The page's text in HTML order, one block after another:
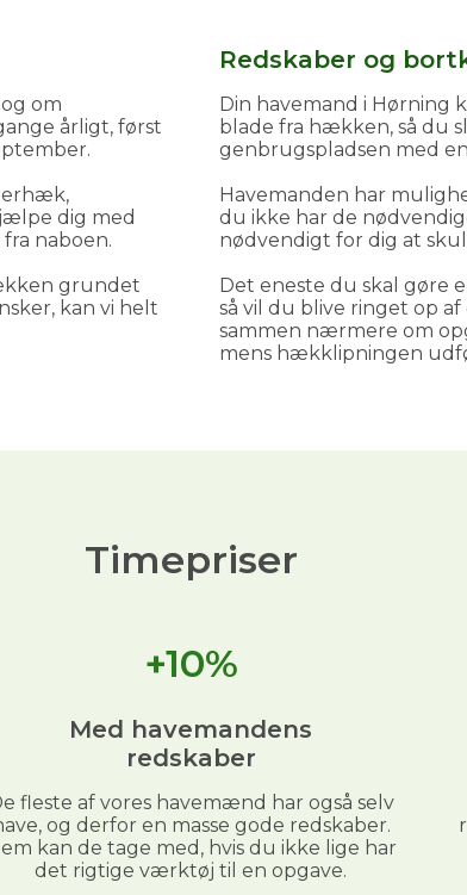
om
årligt, først
dig med
naboen.
grundet
kan vi helt
Redskaber og
Din havemand i Hørning
blade fra hækken, så du
genbrugspladsen med
Havemanden har
du ikke har de
nødvendigt for dig at
Det eneste du skal gøre
så vil du blive ringet op
sammen nærmere om
mens hækklipningen
Timepriser
+10%
Med havemandens
redskaber
fleste af vores havemænd har også selv
og derfor en masse gode redskaber.
kan de tage med, hvis du ikke lige har
det rigtige værktøj til en opgave.